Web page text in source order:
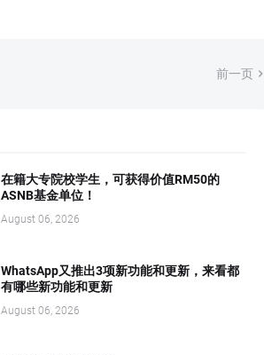
前一页
在籍大专院校学生，可获得价值RM50的
ASNB基金单位！
August 06, 2026
WhatsApp又推出3项新功能和更新，来看都
有哪些新功能和更新
August 06, 2026